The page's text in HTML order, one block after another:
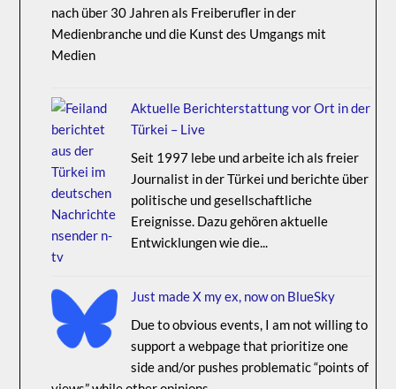
nach über 30 Jahren als Freiberufler in der
Medienbranche und die Kunst des Umgangs mit
Medien
Aktuelle Berichterstattung vor Ort in der
Türkei – Live
Seit 1997 lebe und arbeite ich als freier
Journalist in der Türkei und berichte über
politische und gesellschaftliche
Ereignisse. Dazu gehören aktuelle
Entwicklungen wie die...
Just made X my ex, now on BlueSky
Due to obvious events, I am not willing to
support a webpage that prioritize one
side and/or pushes problematic “points of